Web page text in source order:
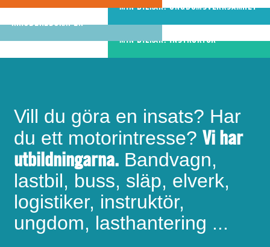
MIN BILKÅR: UNGDOMSVERKSAMHET
MIN BILKÅR: CIVILA
KRISBEREDSKAPEN
riktigt bra
bandvagnsförare
MIN BILKÅR: INSTRUKTÖR
Vill du göra en insats? Har
du ett motorintresse? Vi har
utbildningarna. Bandvagn,
lastbil, buss, släp, elverk,
logistiker, instruktör,
ungdom, lasthantering ...